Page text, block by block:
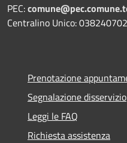
PEC:
Centralino Unico:
Prenotazione
Segnalazione disservizio
Leggi le FAQ
Richiesta assistenza